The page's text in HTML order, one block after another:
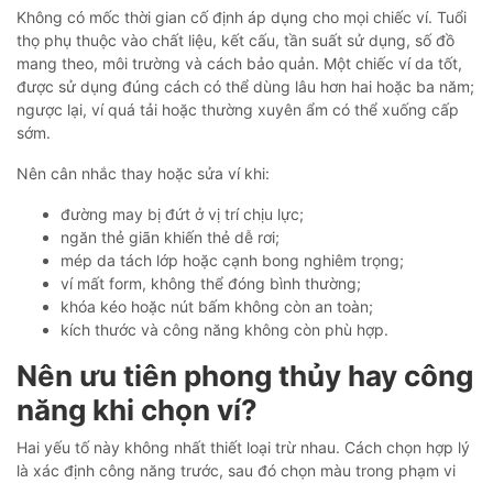
Không có mốc thời gian cố định áp dụng cho mọi chiếc ví. Tuổi
thọ phụ thuộc vào chất liệu, kết cấu, tần suất sử dụng, số đồ
mang theo, môi trường và cách bảo quản. Một chiếc ví da tốt,
được sử dụng đúng cách có thể dùng lâu hơn hai hoặc ba năm;
ngược lại, ví quá tải hoặc thường xuyên ẩm có thể xuống cấp
sớm.
Nên cân nhắc thay hoặc sửa ví khi:
đường may bị đứt ở vị trí chịu lực;
ngăn thẻ giãn khiến thẻ dễ rơi;
mép da tách lớp hoặc cạnh bong nghiêm trọng;
ví mất form, không thể đóng bình thường;
khóa kéo hoặc nút bấm không còn an toàn;
kích thước và công năng không còn phù hợp.
Nên ưu tiên phong thủy hay công
năng khi chọn ví?
Hai yếu tố này không nhất thiết loại trừ nhau. Cách chọn hợp lý
là xác định công năng trước, sau đó chọn màu trong phạm vi